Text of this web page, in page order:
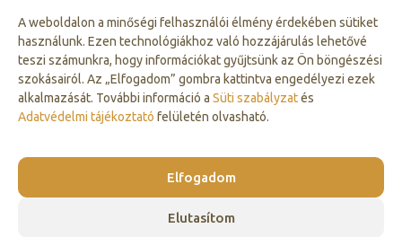
A weboldalon a minőségi felhasználói élmény érdekében sütiket
használunk. Ezen technológiákhoz való hozzájárulás lehetővé
teszi számunkra, hogy információkat gyűjtsünk az Ön böngészési
szokásairól. Az „Elfogadom” gombra kattintva engedélyezi ezek
alkalmazását. További információ a Süti szabályzatés
Adatvédelmi tájékoztató felületén olvasható.
Elfogadom
Elutasítom
Click to accept marketing cookies and